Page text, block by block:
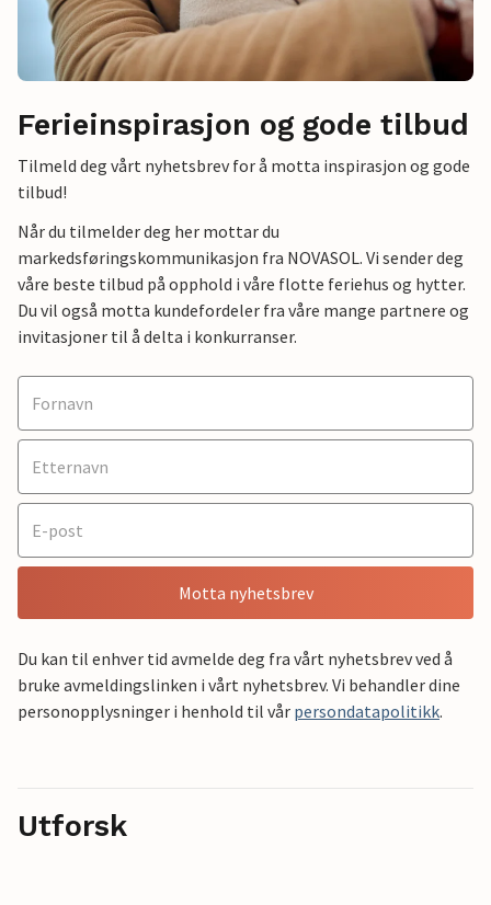
Ferieinspirasjon og gode tilbud
Tilmeld deg vårt nyhetsbrev for å motta inspirasjon og gode
tilbud!
Når du tilmelder deg her mottar du
markedsføringskommunikasjon fra NOVASOL. Vi sender deg
våre beste tilbud på opphold i våre flotte feriehus og hytter.
Du vil også motta kundefordeler fra våre mange partnere og
invitasjoner til å delta i konkurranser.
Motta nyhetsbrev
Du kan til enhver tid avmelde deg fra vårt nyhetsbrev ved å
bruke avmeldingslinken i vårt nyhetsbrev. Vi behandler dine
personopplysninger i henhold til vår persondatapolitikk.
Utforsk